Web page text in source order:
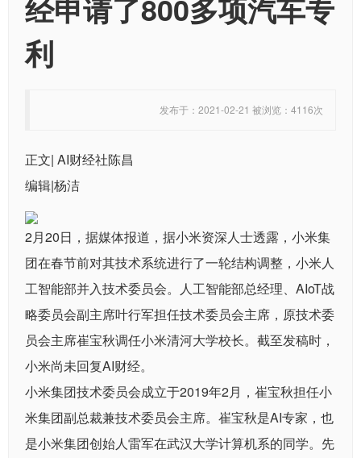
经申请了800多项汽车专
利
发布于：2021-02-21 被浏览：4116次
正文| AI财经社陈昌
编辑|杨洁
2月20日，据媒体报道，据小米资深人士透露，小米集
团在春节前对其技术系统进行了一轮结构调整，小米人
工智能部并入技术委员会。人工智能部总经理、AIoT战
略委员会副主席叶行军担任技术委员会主席，原技术委
员会主席崔宝秋调任小米清河大学校长。截至发稿时，
小米尚未回复AI财经。
小米集团技术委员会成立于2019年2月，崔宝秋担任小
米集团副总裁兼技术委员会主席。崔宝秋是AI专家，也
是小米集团创始人雷军在武汉大学计算机系的同学。先